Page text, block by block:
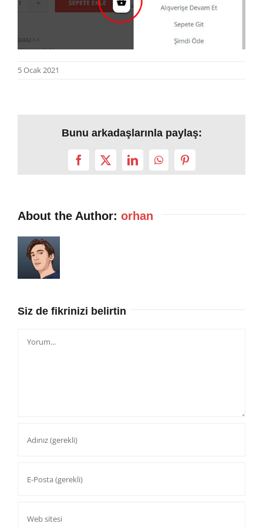
5 Ocak 2021
Bunu arkadaşlarınla paylaş:
Facebook
X LinkedInWhatsAppPinterest
About the Author: orhan
Siz de fikrinizi belirtin